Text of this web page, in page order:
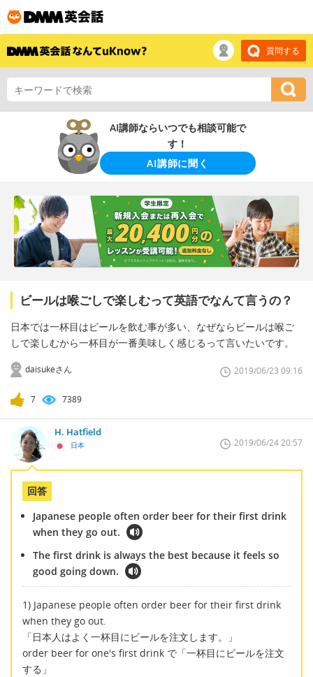
質問する
AI講師ならいつでも相談可能で
す！
AI講師に聞く
ビールは喉ごしで楽しむって英語でなんて言うの？
日本では一杯目はビールを飲む事が多い、なぜならビールは喉ご
しで楽しむから一杯目が一番美味しく感じるって言いたいです。
daisukeさん 2019/06/23 09:16
7 7389
H. Hatfield
日本 2019/06/24 20:57
回答
Japanese people often order beer for their first drink
when they go out.
The first drink is always the best because it feels so
good going down.
1) Japanese people often order beer for their first drink
when they go out.
「日本人はよく一杯目にビールを注文します。」
order beer for one's first drink で「一杯目にビールを注文
する」